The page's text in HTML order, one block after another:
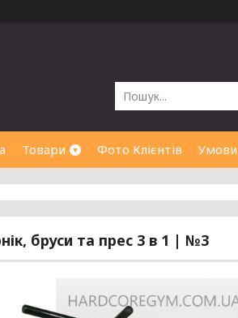
Товари Фото Клієнтів Умови
бруси та прес 3 в 1 | №3